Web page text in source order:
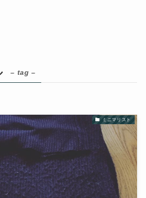
– tag –
ミニマリスト